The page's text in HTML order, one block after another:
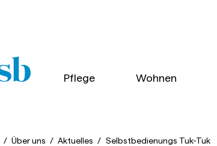
Pflege Wohnen
/ Über uns / Aktuelles / Selbstbedienungs Tuk-Tuk